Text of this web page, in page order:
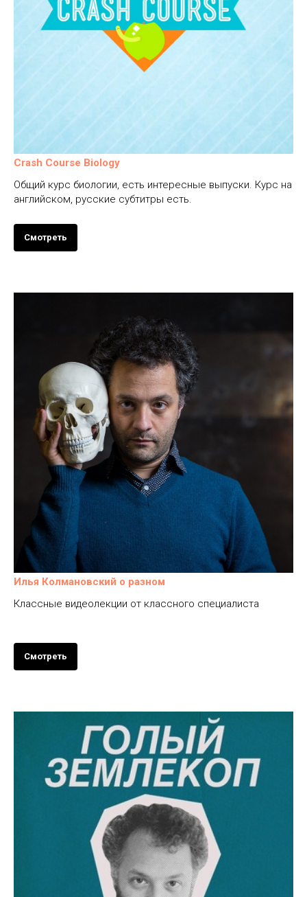
Crash Course Biology
Общий курс биологии, есть интересные выпуски. Курс на
английском, русские субтитры есть.
Смотреть
Илья Колмановский о разном
Классные видеолекции от классного специалиста
Смотреть